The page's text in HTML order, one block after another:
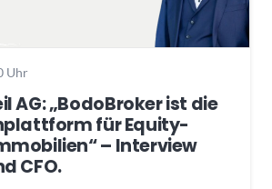
Uhr
AG: „BodoBroker ist die
für Equity-
– Interview
CFO.